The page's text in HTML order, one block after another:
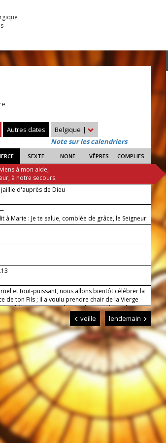
Autres dates Belgique |
Note sur les calendriers
SEXTE NONE VÊPRES COMPLIES
à mon aide,
à notre secours.
d'auprès de Dieu
à Marie : Je te salue, comblée de grâce, le Seigneur
toi !
et tout-puissant, nous allons bientôt célébrer la
de ton Fils ; il a voulu prendre chair de la Vierge
lié pour toujours à notre humanité : qu'il
miséricorde aux pauvres serviteurs que nous
Lui qui règne.
veille lendemain